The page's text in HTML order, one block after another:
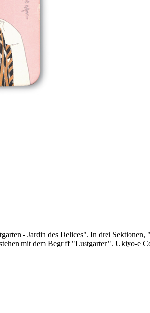
- Jardin des Delices". In drei
mit dem Begriff "Lustgarten". Ukiyo-e